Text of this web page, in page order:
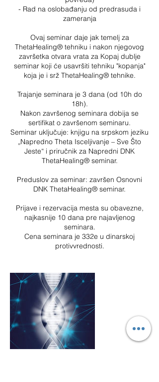
- Rad na oslobađanju od predrasuda i
zameranja
Ovaj seminar daje jak temelj za
ThetaHealing® tehniku i nakon njegovog
završetka otvara vrata za Kopaj dublje
seminar koji će usavršiti tehniku "kopanja"
koja je i srž ThetaHealing®​ tehnike.
Trajanje seminara je 3 dana (od 10h do
18h).
Nakon završenog seminara dobija se
sertifikat o završenom seminaru.
Seminar uključuje: knjigu na srpskom jeziku
„Napredno Theta Isceljivanje – Sve Što
Jeste“ i priručnik za Napredni DNK
ThetaHealing® seminar.
Preduslov za seminar: završen Osnovni
DNK ThetaHealing® seminar.
Prijave i rezervacija mesta su obavezne,
najkasnije 10 dana pre najavljenog
seminara.
Cena seminara je 332e u dinarskoj
protivvrednosti.